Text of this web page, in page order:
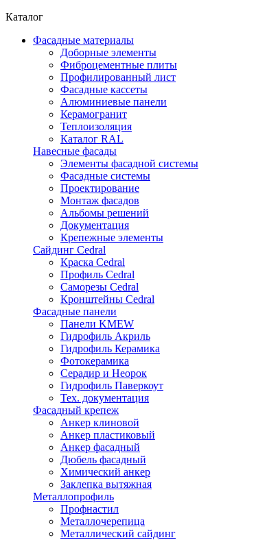
Каталог
Фасадные материалы
Доборные элементы
Фиброцементные плиты
Профилированный лист
Фасадные кассеты
Алюминиевые панели
Керамогранит
Теплоизоляция
Каталог RAL
Навесные фасады
Элементы фасадной системы
Фасадные системы
Проектирование
Монтаж фасадов
Альбомы решений
Документация
Крепежные элементы
Сайдинг Cedral
Краска Cedral
Профиль Cedral
Саморезы Cedral
Кронштейны Cedral
Фасадные панели
Панели KMEW
Гидрофиль Акриль
Гидрофиль Керамика
Фотокерамика
Серадир и Неорок
Гидрофиль Паверкоут
Тех. документация
Фасадный крепеж
Анкер клиновой
Анкер пластиковый
Анкер фасадный
Дюбель фасадный
Химический анкер
Заклепка вытяжная
Металлопрофиль
Профнастил
Металлочерепица
Металлический сайдинг